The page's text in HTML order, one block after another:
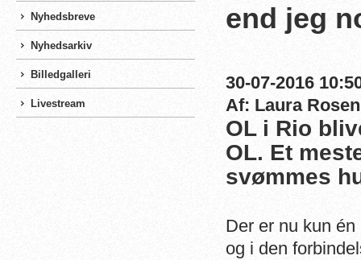
Nyhedsbreve
Nyhedsarkiv
Billedgalleri
Livestream
end jeg
30-07-2016
Af: Laura
OL i Rio
OL. Et
svømmes
Der er nu kun
og i den